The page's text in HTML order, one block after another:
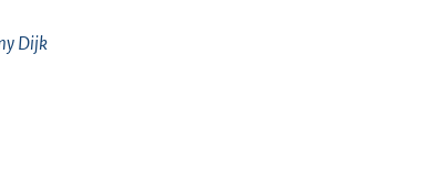
Dijk